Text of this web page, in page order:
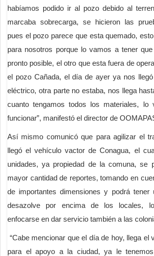
habíamos podido ir al pozo debido al
marcaba sobrecarga, se hicieron las
pues el pozo parece que esta quemado,
para nosotros porque lo vamos a tener
pronto posible, el otro que esta fuera de
el pozo Cañada, el día de ayer ya nos
eléctrico, otra parte no estaba, nos llega
cuanto tengamos todos los materiales,
funcionar”, manifestó el director de
Así mismo comunicó que para agilizar el
llegó el vehículo vactor de Conagua, el
unidades, ya propiedad de la comuna, se
mayor cantidad de reportes, tomando en
de importantes dimensiones y podrá tener
desazolve por encima de los locales,
enfocarse en dar servicio también a las
“Cabe mencionar que el día de hoy, llega el
para el apoyo a la ciudad, ya le tenemos